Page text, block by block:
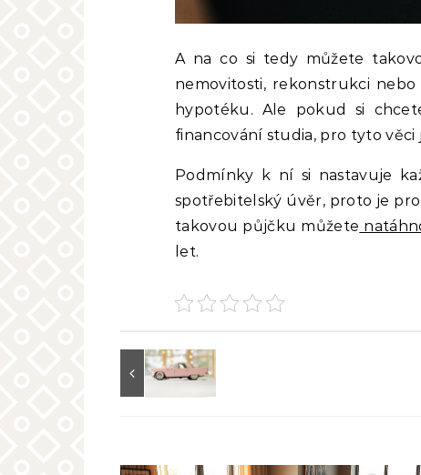
A na co si tedy můžete
nemovitosti, rekonstrukci
hypotéku. Ale pokud si
financování studia, pro tyto
Podmínky k ní si nastavuje
spotřebitelský úvěr, proto je
takovou půjčku můžete
let.